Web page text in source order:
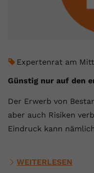
Expertenrat am
Günstig nur auf den
Der Erwerb von
aber auch Risiken
Eindruck kann
WEITERLESEN